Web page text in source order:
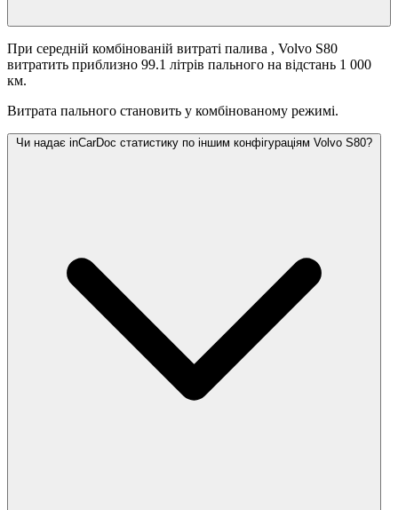
При середній комбінованій витраті палива , Volvo S80
витратить приблизно 99.1 літрів пального на відстань 1 000
км.
Витрата пального становить у комбінованому режимі.
Чи надає inCarDoc статистику по іншим конфігураціям Volvo S80?